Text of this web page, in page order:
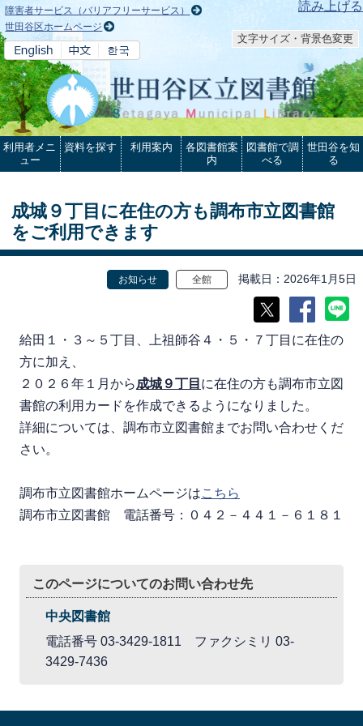
本文へ 読み上げる
障害者サービス（バリアフリーサービス）
世田谷区ホームページ
文字サイズ・背景色変更
利用者メニ
ュー
資料を探す 利用案内
各図書館案
内
図書館で調
べる
世田谷を知
る
成城９丁目に在住の方も調布市立図書館
をご利用できます
お知らせ 全館 掲載日 2026年1月5日
給田１・３～５丁目、上祖師谷４・５・７丁目に在住の
方に加え、
２０２６年１月から成城９丁目 に在住の方も調布市立図
書館の利用カードを作成できるようになりました。
詳細については、調布市立図書館までお問い合わせくだ
さい。
調布市立図書館ホームページはこちら
調布市立図書館 電話番号：０４２－４４１－６１８１
このページについてのお問い合わせ先
中央図書館
電話番号 03-3429-1811 ファクシミリ 03-
3429-7436